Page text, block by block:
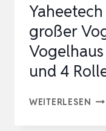
großer
und 4
WEITERLESEN